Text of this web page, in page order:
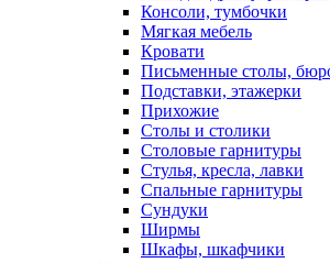
Консоли, тумбочки
Мягкая мебель
Кровати
Письменные столы,
Подставки, этажерки
Прихожие
Столы и столики
Столовые гарнитуры
Стулья, кресла, лавки
Спальные гарнитуры
Сундуки
Ширмы
Шкафы, шкафчики